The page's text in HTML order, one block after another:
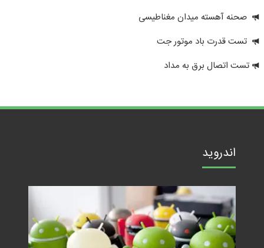
صحنه آهسته میدان مغناطیسی
تست قدرت باد موتور جت
تست اتصال برق به مداد
اندروید